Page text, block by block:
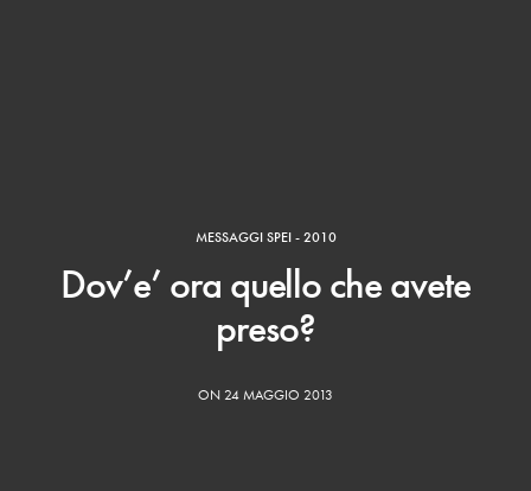
MESSAGGI SPEI - 2010
Dov’e’ ora quello che avete
preso?
ON 24 MAGGIO 2013